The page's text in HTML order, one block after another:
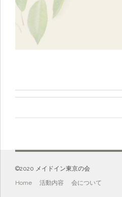
©️2020 メイドイン東京の会
Home 活動内容 会について